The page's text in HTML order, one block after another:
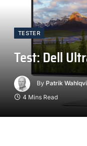
TESTER
Test: Dell
By Patrik
4 Mins Read